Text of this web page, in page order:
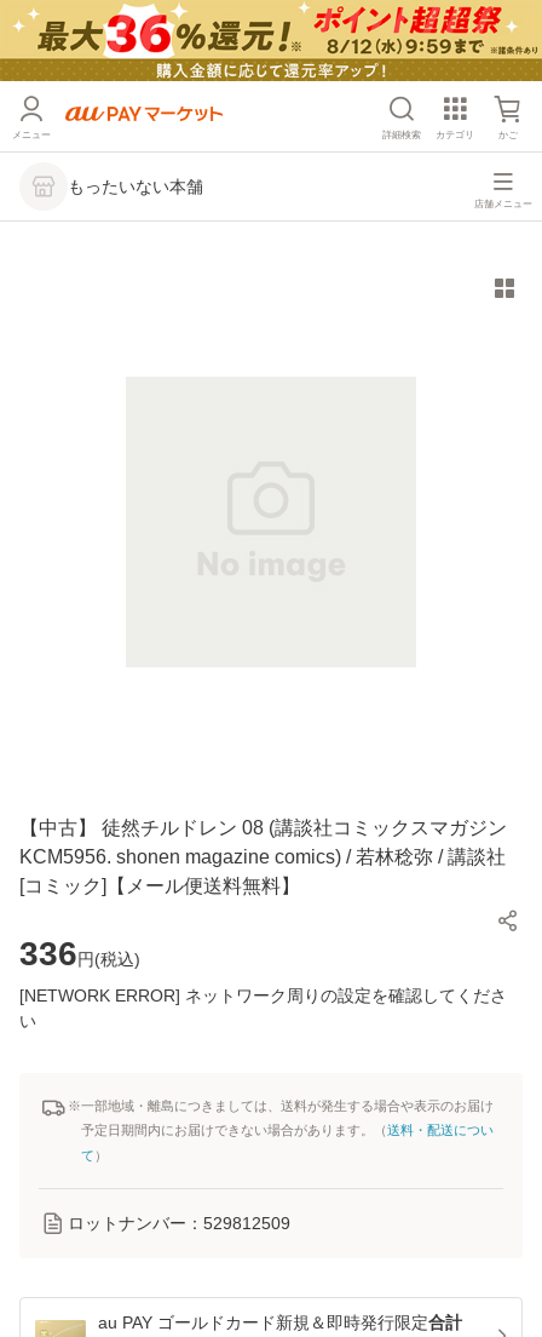
メニュー 詳細検索 カテゴリ かご
もったいない本舗
店舗メニュー
【中古】 徒然チルドレン 08 (講談社コミックスマガジン
KCM5956. shonen magazine comics) / 若林稔弥 / 講談社
[コミック]【メール便送料無料】
336円(税込)
[NETWORK ERROR] ネットワーク周りの設定を確認してくださ
い
※一部地域・離島につきましては、送料が発生する場合や表示のお届け
予定日期間内にお届けできない場合があります。（送料・配送につい
て ）
ロットナンバー： 529812509
au PAY ゴールドカード新規＆即時発行限定合計